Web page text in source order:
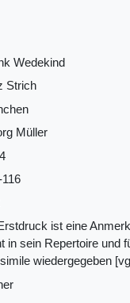
Wedekind
Strich
Müller
116
ist eine
in sein Repertoire und
wiedergegeben